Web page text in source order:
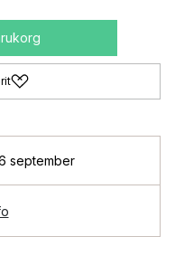
september